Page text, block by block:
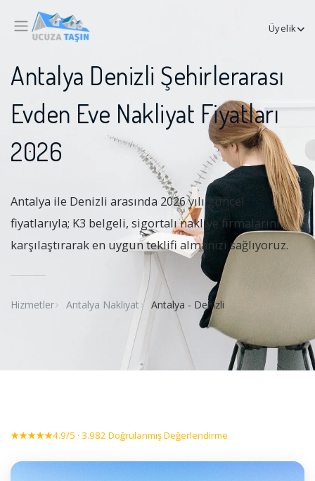
Üyelik
Antalya Denizli Şehirlerarası
Evden Eve Nakliyat Fiyatları
2026
Antalya ile Denizli arasında 2026 yılı güncel
fiyatlarıyla; K3 belgeli, sigortalı nakliye firmalarını
karşılaştırarak en uygun teklifi almanızı sağlıyoruz.
Hizmetler Antalya Nakliyat Antalya - Denizli
★★★★★4.9/5 · 3.982 Doğrulanmış Değerlendirme